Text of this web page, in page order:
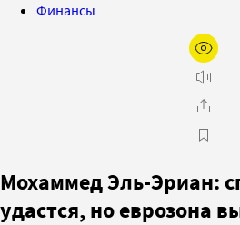
Финансы
Мохаммед Эль-Эриан:
удастся, но еврозона